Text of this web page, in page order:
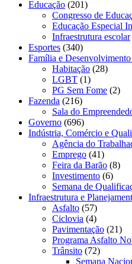
Educação (201)
Congresso de
Educação Especial
Infraestrutura escolar
Esportes (340)
Família e
Habitação (28)
LGBT (1)
PG Sem Fome (2)
Fazenda (216)
Sala do
Governo (696)
Indústria, Comércio e
Agência do
Emprego (41)
Feira da Barão (8)
Investimento (6)
Semana de
Infraestrutura e
Asfalto (57)
Ciclovia (4)
Pavimentação (21)
Programa Asfalto
Trânsito (72)
Semana